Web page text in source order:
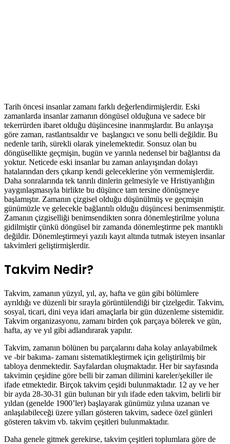
Tarih öncesi insanlar zamanı farklı değerlendirmişlerdir. Eski
zamanlarda insanlar zamanın döngüsel olduğuna ve sadece bir
tekerrürden ibaret olduğu düşüncesine inanmışlardır. Bu anlayışa
göre zaman, rastlantısaldır ve başlangıcı ve sonu belli değildir. Bu
nedenle tarih, sürekli olarak yinelemektedir. Sonsuz olan bu
döngüsellikte geçmişin, bugün ve yarınla nedensel bir bağlantısı da
yoktur. Neticede eski insanlar bu zaman anlayışından dolayı
hatalarından ders çıkarıp kendi geleceklerine yön vermemişlerdir.
Daha sonralarında tek tanrılı dinlerin gelmesiyle ve Hristiyanlığın
yaygınlaşmasıyla birlikte bu düşünce tam tersine dönüşmeye
başlamıştır. Zamanın çizgisel olduğu düşünülmüş ve geçmişin
günümüzle ve gelecekle bağlantılı olduğu düşüncesi benimsenmiştir.
Zamanın çizgiselliği benimsendikten sonra dönemleştirilme yoluna
gidilmiştir çünkü döngüsel bir zamanda dönemleştirme pek mantıklı
değildir. Dönemleştirmeyi yazılı kayıt altında tutmak isteyen insanlar
takvimleri geliştirmişlerdir.
Takvim Nedir?
Takvim, zamanın yüzyıl, yıl, ay, hafta ve gün gibi bölümlere
ayrıldığı ve düzenli bir sırayla görüntülendiği bir çizelgedir. Takvim,
sosyal, ticari, dini veya idari amaçlarla bir gün düzenleme sistemidir.
Takvim organizasyonu, zamanı birden çok parçaya bölerek ve gün,
hafta, ay ve yıl gibi adlandırarak yapılır.
Takvim, zamanın bölünen bu parçalarını daha kolay anlayabilmek
ve -bir bakıma- zamanı sistematikleştirmek için geliştirilmiş bir
tabloya denmektedir. Sayfalardan oluşmaktadır. Her bir sayfasında
takvimin çeşidine göre belli bir zaman dilimini kareler/şekiller ile
ifade etmektedir. Birçok takvim çeşidi bulunmaktadır. 12 ay ve her
bir ayda 28-30-31 gün bulunan bir yılı ifade eden takvim, belirli bir
yıldan (genelde 1900’ler) başlayarak günümüz yılına uzanan ve
anlaşılabileceği üzere yılları gösteren takvim, sadece özel günleri
gösteren takvim vb. takvim çeşitleri bulunmaktadır.
Daha genele gitmek gerekirse, takvim çeşitleri toplumlara göre de